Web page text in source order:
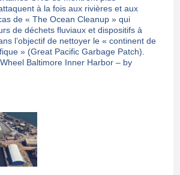
à la fois aux rivières et aux
de « The Ocean Cleanup » qui
de déchets fluviaux et dispositifs à
l’objectif de nettoyer le « continent de
» (Great Pacific Garbage Patch).
Baltimore Inner Harbor – by